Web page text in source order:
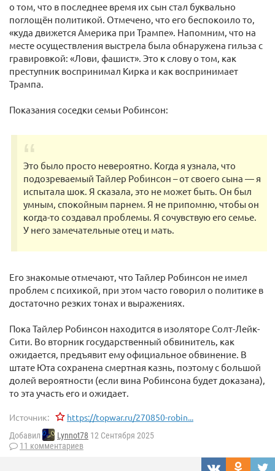
о том, что в последнее время их сын стал буквально
поглощён политикой. Отмечено, что его беспокоило то,
«куда движется Америка при Трампе». Напомним, что на
месте осуществления выстрела была обнаружена гильза с
гравировкой: «Лови, фашист». Это к слову о том, как
преступник воспринимал Кирка и как воспринимает
Трампа.
Показания соседки семьи Робинсон:
Это было просто невероятно. Когда я узнала, что
подозреваемый Тайлер Робинсон – от своего сына — я
испытала шок. Я сказала, это не может быть. Он был
умным, спокойным парнем. Я не припомню, чтобы он
когда-то создавал проблемы. Я сочувствую его семье.
У него замечательные отец и мать.
Его знакомые отмечают, что Тайлер Робинсон не имел
проблем с психикой, при этом часто говорил о политике в
достаточно резких тонах и выражениях.
Пока Тайлер Робинсон находится в изоляторе Солт-Лейк-
Сити. Во вторник государственный обвинитель, как
ожидается, предъявит ему официальное обвинение. В
штате Юта сохранена смертная казнь, поэтому с большой
долей вероятности (если вина Робинсона будет доказана),
то эта участь его и ожидает.
Источник: https://topwar.ru/270850-robin...
Добавил Lynnot78 12 Сентября 2025
11 комментариев